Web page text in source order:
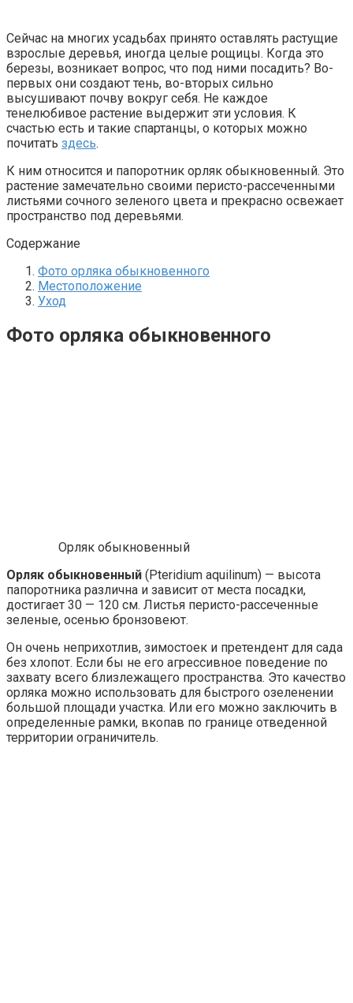
Сейчас на многих усадьбах принято оставлять растущие
взрослые деревья, иногда целые рощицы. Когда это
березы, возникает вопрос, что под ними посадить? Во-
первых они создают тень, во-вторых сильно
высушивают почву вокруг себя. Не каждое
тенелюбивое растение выдержит эти условия. К
счастью есть и такие спартанцы, о которых можно
почитать здесь.
К ним относится и папоротник орляк обыкновенный. Это
растение замечательно своими перисто-рассеченными
листьями сочного зеленого цвета и прекрасно освежает
пространство под деревьями.
Содержание
Фото орляка обыкновенного
Местоположение
Уход
Фото орляка обыкновенного
Орляк обыкновенный
Орляк обыкновенный (Pteridium aquilinum) — высота
папоротника различна и зависит от места посадки,
достигает 30 — 120 см. Листья перисто-рассеченные
зеленые, осенью бронзовеют.
Он очень неприхотлив, зимостоек и претендент для сада
без хлопот. Если бы не его агрессивное поведение по
захвату всего близлежащего пространства. Это качество
орляка можно использовать для быстрого озеленении
большой площади участка. Или его можно заключить в
определенные рамки, вкопав по границе отведенной
территории ограничитель.